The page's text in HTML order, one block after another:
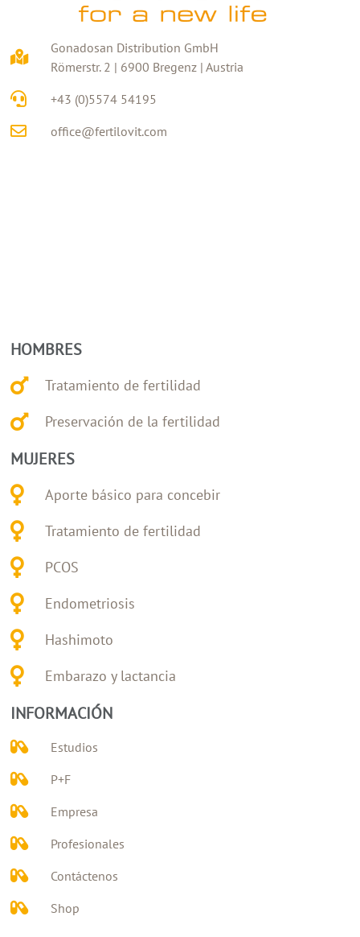
Gonadosan Distribution GmbH
Römerstr. 2 | 6900 Bregenz | Austria
+43 (0)5574 54195
office@fertilovit.com
HOMBRES
Tratamiento de fertilidad
Preservación de la fertilidad
MUJERES
Aporte básico para concebir
Tratamiento de fertilidad
PCOS
Endometriosis
Hashimoto
Embarazo y lactancia
INFORMACIÓN
Estudios
P+F
Empresa
Profesionales
Contáctenos
Shop